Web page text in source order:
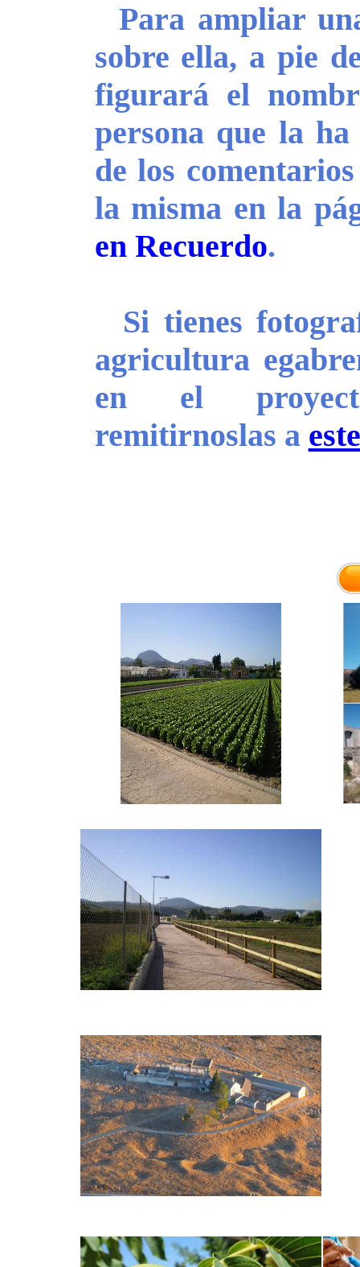
Para ampliar
sobre ella, a pie
figurará el
persona que la
de los
la misma en la
en Recuerdo.
Si tienes
agricultura
en el
remitirnoslas a este